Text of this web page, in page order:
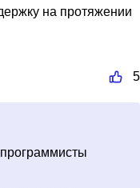
на протяжении
5